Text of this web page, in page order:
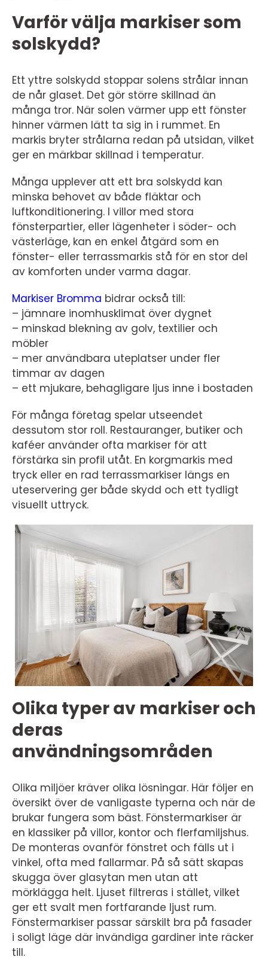
Varför välja markiser som
solskydd?
Ett yttre solskydd stoppar solens strålar innan
de når glaset. Det gör större skillnad än
många tror. När solen värmer upp ett fönster
hinner värmen lätt ta sig in i rummet. En
markis bryter strålarna redan på utsidan, vilket
ger en märkbar skillnad i temperatur.
Många upplever att ett bra solskydd kan
minska behovet av både fläktar och
luftkonditionering. I villor med stora
fönsterpartier, eller lägenheter i söder- och
västerläge, kan en enkel åtgärd som en
fönster- eller terrassmarkis stå för en stor del
av komforten under varma dagar.
Markiser Bromma bidrar också till:
– jämnare inomhusklimat över dygnet
– minskad blekning av golv, textilier och
möbler
– mer användbara uteplatser under fler
timmar av dagen
– ett mjukare, behagligare ljus inne i bostaden
För många företag spelar utseendet
dessutom stor roll. Restauranger, butiker och
kaféer använder ofta markiser för att
förstärka sin profil utåt. En korgmarkis med
tryck eller en rad terrassmarkiser längs en
uteservering ger både skydd och ett tydligt
visuellt uttryck.
Olika typer av markiser och
deras
användningsområden
Olika miljöer kräver olika lösningar. Här följer en
översikt över de vanligaste typerna och när de
brukar fungera som bäst. Fönstermarkiser är
en klassiker på villor, kontor och flerfamiljshus.
De monteras ovanför fönstret och fälls ut i
vinkel, ofta med fallarmar. På så sätt skapas
skugga över glasytan men utan att
mörklägga helt. Ljuset filtreras i stället, vilket
ger ett svalt men fortfarande ljust rum.
Fönstermarkiser passar särskilt bra på fasader
i soligt läge där invändiga gardiner inte räcker
till.